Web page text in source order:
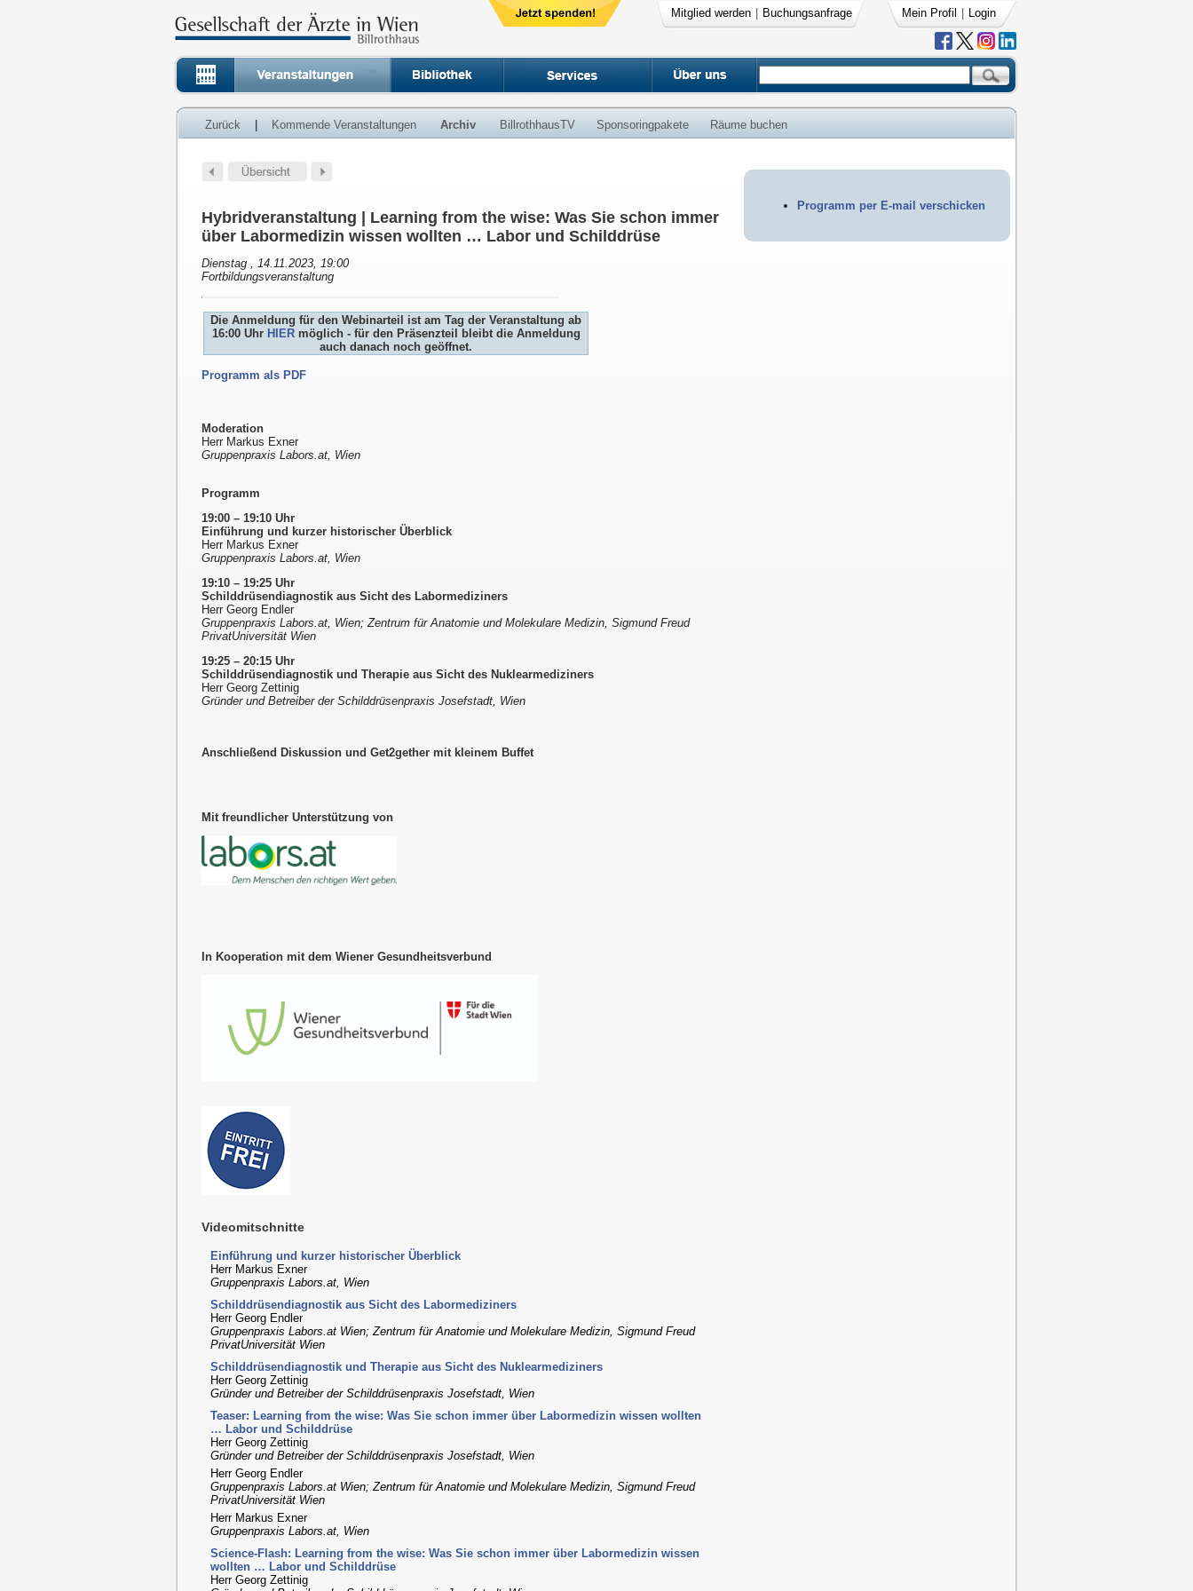
Mitglied werden Buchungsanfrage Mein Profil Login
Zurück Kommende Veranstaltungen Archiv BillrothhausTV Sponsoringpakete Räume buchen
Programm per E-mail verschicken
Hybridveranstaltung | Learning from the wise: Was Sie schon immer
über Labormedizin wissen wollten … Labor und Schilddrüse
Dienstag , 14.11.2023, 19:00
Fortbildungsveranstaltung
Die Anmeldung für den Webinarteil ist am Tag der Veranstaltung ab
16:00 Uhr HIERmöglich - für den Präsenzteil bleibt die Anmeldung
auch danach noch geöffnet.
Programm als PDF
Moderation
Herr Markus Exner
Gruppenpraxis Labors.at, Wien
Programm
19:00 – 19:10 Uhr
Einführung und kurzer historischer Überblick
Herr Markus Exner
Gruppenpraxis Labors.at, Wien
19:10 – 19:25 Uhr
Schilddrüsendiagnostik aus Sicht des Labormediziners
Herr Georg Endler
Gruppenpraxis Labors.at, Wien; Zentrum für Anatomie und Molekulare Medizin, Sigmund Freud
PrivatUniversität Wien
19:25 – 20:15 Uhr
Schilddrüsendiagnostik und Therapie aus Sicht des Nuklearmediziners
Herr Georg Zettinig
Gründer und Betreiber der Schilddrüsenpraxis Josefstadt, Wien
Anschließend Diskussion und Get2gether mit kleinem Buffet
Mit freundlicher Unterstützung von
In Kooperation mit dem Wiener Gesundheitsverbund
Videomitschnitte
Einführung und kurzer historischer Überblick
Herr Markus Exner
Gruppenpraxis Labors.at, Wien
Schilddrüsendiagnostik aus Sicht des Labormediziners
Herr Georg Endler
Gruppenpraxis Labors.at Wien; Zentrum für Anatomie und Molekulare Medizin, Sigmund Freud
PrivatUniversität Wien
Schilddrüsendiagnostik und Therapie aus Sicht des Nuklearmediziners
Herr Georg Zettinig
Gründer und Betreiber der Schilddrüsenpraxis Josefstadt, Wien
Teaser: Learning from the wise: Was Sie schon immer über Labormedizin wissen wollten
… Labor und Schilddrüse
Herr Georg Zettinig
Gründer und Betreiber der Schilddrüsenpraxis Josefstadt, Wien
Herr Georg Endler
Gruppenpraxis Labors.at Wien; Zentrum für Anatomie und Molekulare Medizin, Sigmund Freud
PrivatUniversität Wien
Herr Markus Exner
Gruppenpraxis Labors.at, Wien
Science-Flash: Learning from the wise: Was Sie schon immer über Labormedizin wissen
wollten … Labor und Schilddrüse
Herr Georg Zettinig